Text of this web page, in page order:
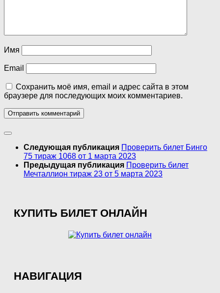
Имя
Email
Сохранить моё имя, email и адрес сайта в этом
браузере для последующих моих комментариев.
Следующая публикация Проверить билет Бинго
75 тираж 1068 от 1 марта 2023
Предыдущая публикация Проверить билет
Мечталлион тираж 23 от 5 марта 2023
КУПИТЬ БИЛЕТ ОНЛАЙН
НАВИГАЦИЯ